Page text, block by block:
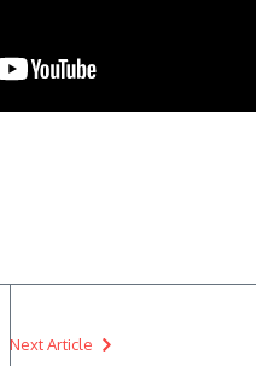
Next Article